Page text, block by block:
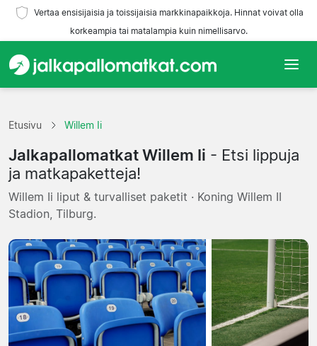
Vertaa ensisijaisia ja toissijaisia markkinapaikkoja. Hinnat voivat olla
korkeampia tai matalampia kuin nimellisarvo.
Joukkueet
Liigat
Matkatoimistoja
Etusivu Willem Ii
Jalkapallomatkat Willem Ii - Etsi lippuja
ja matkapaketteja!
Willem Ii liput & turvalliset paketit · Koning Willem II
Stadion, Tilburg.